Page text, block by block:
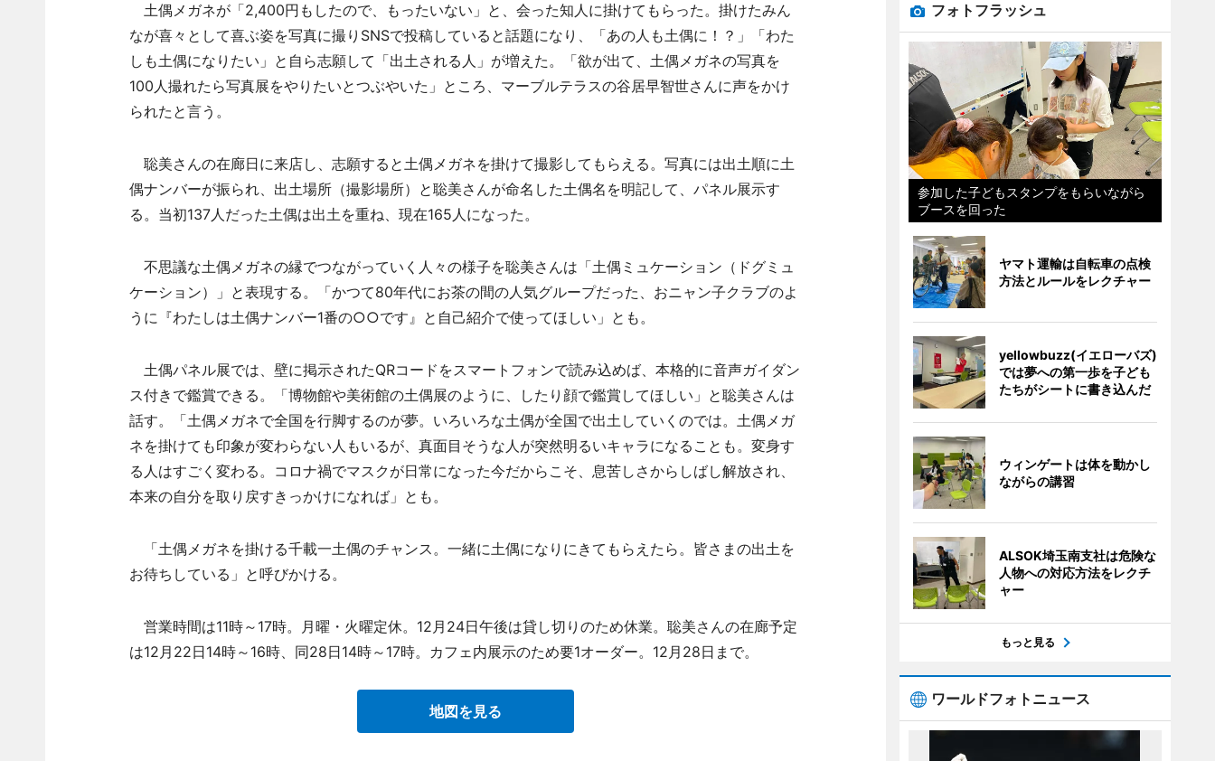
土偶メガネが「2,400円もしたので、もったいない」と、会った知人に掛けてもらった。掛けたみん
なが喜々として喜ぶ姿を写真に撮りSNSで投稿していると話題になり、「あの人も土偶に！？」「わた
しも土偶になりたい」と自ら志願して「出土される人」が増えた。「欲が出て、土偶メガネの写真を
100人撮れたら写真展をやりたいとつぶやいた」ところ、マーブルテラスの谷居早智世さんに声をかけ
られたと言う。
聡美さんの在廊日に来店し、志願すると土偶メガネを掛けて撮影してもらえる。写真には出土順に土
偶ナンバーが振られ、出土場所（撮影場所）と聡美さんが命名した土偶名を明記して、パネル展示す
る。当初137人だった土偶は出土を重ね、現在165人になった。
不思議な土偶メガネの縁でつながっていく人々の様子を聡美さんは「土偶ミュケーション（ドグミュ
ケーション）」と表現する。「かつて80年代にお茶の間の人気グループだった、おニャン子クラブのよ
うに『わたしは土偶ナンバー1番の○○です』と自己紹介で使ってほしい」とも。
土偶パネル展では、壁に掲示されたQRコードをスマートフォンで読み込めば、本格的に音声ガイダン
ス付きで鑑賞できる。「博物館や美術館の土偶展のように、したり顔で鑑賞してほしい」と聡美さんは
話す。「土偶メガネで全国を行脚するのが夢。いろいろな土偶が全国で出土していくのでは。土偶メガ
ネを掛けても印象が変わらない人もいるが、真面目そうな人が突然明るいキャラになることも。変身す
る人はすごく変わる。コロナ禍でマスクが日常になった今だからこそ、息苦しさからしばし解放され、
本来の自分を取り戻すきっかけになれば」とも。
「土偶メガネを掛ける千載一土偶のチャンス。一緒に土偶になりにきてもらえたら。皆さまの出土を
お待ちしている」と呼びかける。
営業時間は11時～17時。月曜・火曜定休。12月24日午後は貸し切りのため休業。聡美さんの在廊予定
は12月22日14時～16時、同28日14時～17時。カフェ内展示のため要1オーダー。12月28日まで。
地図を見る
フォトフラッシュ
参加した子どもスタンプをもらいながら
ブースを回った
ヤマト運輸は自転車の点検
方法とルールをレクチャー
yellowbuzz(イエローバズ)
では夢への第一歩を子ども
たちがシートに書き込んだ
ウィンゲートは体を動かし
ながらの講習
ALSOK埼玉南支社は危険な
人物への対応方法をレクチ
ャー
もっと見る
ワールドフォトニュース